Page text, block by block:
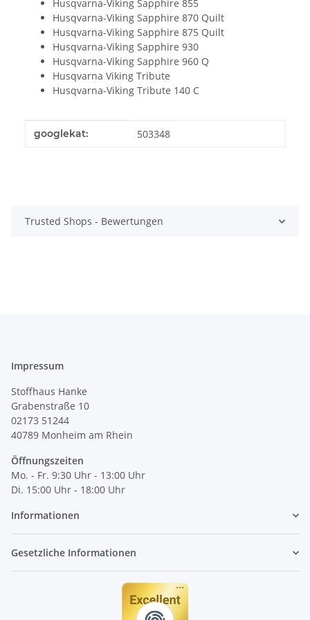
Husqvarna-Viking Sapphire 855
Husqvarna-Viking Sapphire 870 Quilt
Husqvarna-Viking Sapphire 875 Quilt
Husqvarna-Viking Sapphire 930
Husqvarna-Viking Sapphire 960 Q
Husqvarna Viking Tribute
Husqvarna-Viking Tribute 140 C
Produkteigenschaft
Wert
googlekat: 503348
Trusted Shops - Bewertungen
Impressum
Stoffhaus Hanke
Grabenstraße 10
02173 51244
40789 Monheim am Rhein
Öffnungszeiten
Mo. - Fr. 9:30 Uhr - 13:00 Uhr
Di. 15:00 Uhr - 18:00 Uhr
Informationen
Gesetzliche Informationen